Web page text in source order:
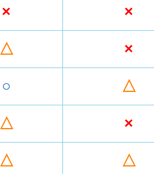
× ×
△ ×
○ △
△ ×
△ △